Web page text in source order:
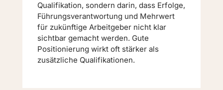
Qualifikation, sondern darin, dass Erfolge,
Führungsverantwortung und Mehrwert
für zukünftige Arbeitgeber nicht klar
sichtbar gemacht werden. Gute
Positionierung wirkt oft stärker als
zusätzliche Qualifikationen.